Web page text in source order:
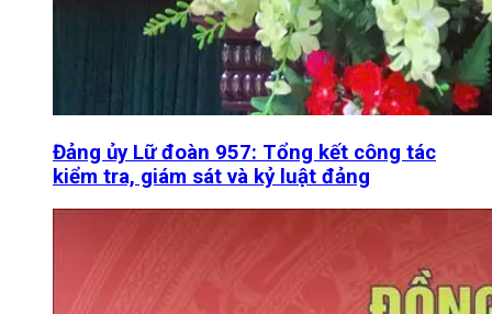
Đảng ủy Lữ đoàn 957: Tổng kết công tác
kiểm tra, giám sát và kỷ luật đảng